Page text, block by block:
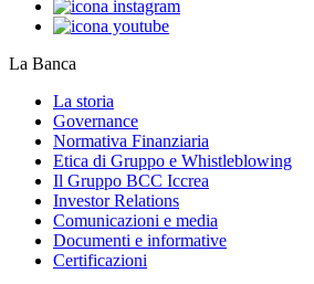
La Banca
La storia
Governance
Normativa Finanziaria
Etica di Gruppo e Whistleblowing
Il Gruppo BCC Iccrea
Investor Relations
Comunicazioni e media
Documenti e informative
Certificazioni